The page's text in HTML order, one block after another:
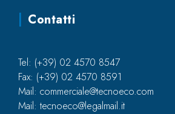
Contatti
Tel: (+39) 02 4570 8547
Fax: (+39) 02 4570 8591
Mail: commerciale@tecnoeco.com
Mail: tecnoeco@legalmail.it